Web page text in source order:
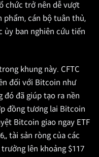
chức trở nên dễ vượt
phẩm, cán bộ tuân thủ,
ủy ban nghiên cứu tiến
khung này. CFTC
đối với Bitcoin như
đó đã giúp tạo ra nền
đồng tương lai Bitcoin
Bitcoin giao ngay ETF
tài sản ròng của các
lên khoảng $117